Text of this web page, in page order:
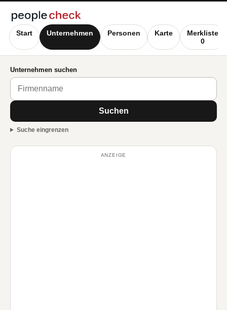
Start Unternehmen Personen Karte
Merkliste
0
Unternehmen suchen
Suchen
Suche eingrenzen
ANZEIGE